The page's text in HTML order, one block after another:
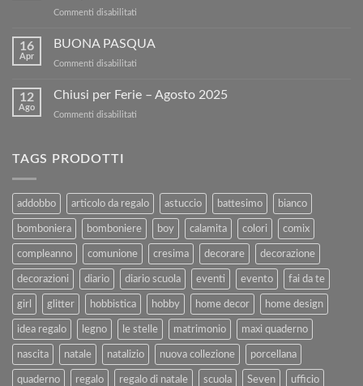
sconto
Commenti disabilitati
i
tuoi
con
Rimborso
16
Apr
BUONA PASQUA
Commenti disabilitati
PASQUA
12
Ago
Chiusi per Ferie – Agosto 2025
Commenti disabilitati
2025
TAGS PRODOTTI
addobbo articolo da regalo astuccio battesimo bianco
bomboniera bomboniere boy calamita colori comix
compleanno comunione cresima decorare decorazione
decorazioni diario diario scuola eventi evento fai da te
girl glitter hobbistica hobby home decor home design
idea regalo legno le stelle matrimonio maxi quaderno
nascita natale natalizio nuova collezione porcellana
quaderno regalo regalo di natale scuola Seven ufficio